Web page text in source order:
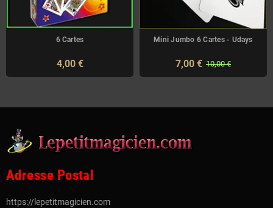
6 Cartes
4,00 €
Mini Jumbo 6 Cartes - Udays
7,00 € 10,00 €
Adresse Postal
https://lepetitmagicien.com